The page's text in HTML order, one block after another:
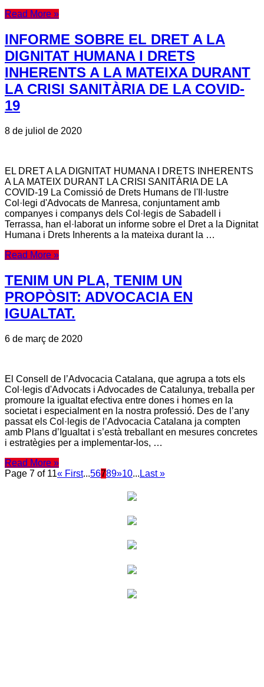
Read More »
INFORME SOBRE EL DRET A LA
DIGNITAT HUMANA I DRETS
INHERENTS A LA MATEIXA DURANT
LA CRISI SANITÀRIA DE LA COVID-
19
8 de juliol de 2020
EL DRET A LA DIGNITAT HUMANA I DRETS INHERENTS
A LA MATEIX DURANT LA CRISI SANITÀRIA DE LA
COVID-19 La Comissió de Drets Humans de l'Il·lustre
Col·legi d'Advocats de Manresa, conjuntament amb
companyes i companys dels Col·legis de Sabadell i
Terrassa, han el·laborat un informe sobre el Dret a la Dignitat
Humana i Drets Inherents a la mateixa durant la …
Read More »
TENIM UN PLA, TENIM UN
PROPÒSIT: ADVOCACIA EN
IGUALTAT.
6 de març de 2020
El Consell de l’Advocacia Catalana, que agrupa a tots els
Col·legis d'Advocats i Advocades de Catalunya, treballa per
promoure la igualtat efectiva entre dones i homes en la
societat i especialment en la nostra professió. Des de l’any
passat els Col·legis de l’Advocacia Catalana ja compten
amb Plans d’Igualtat i s’està treballant en mesures concretes
i estratègies per a implementar-los, …
Read More »
Page 7 of 11« First...56789»10... Last »